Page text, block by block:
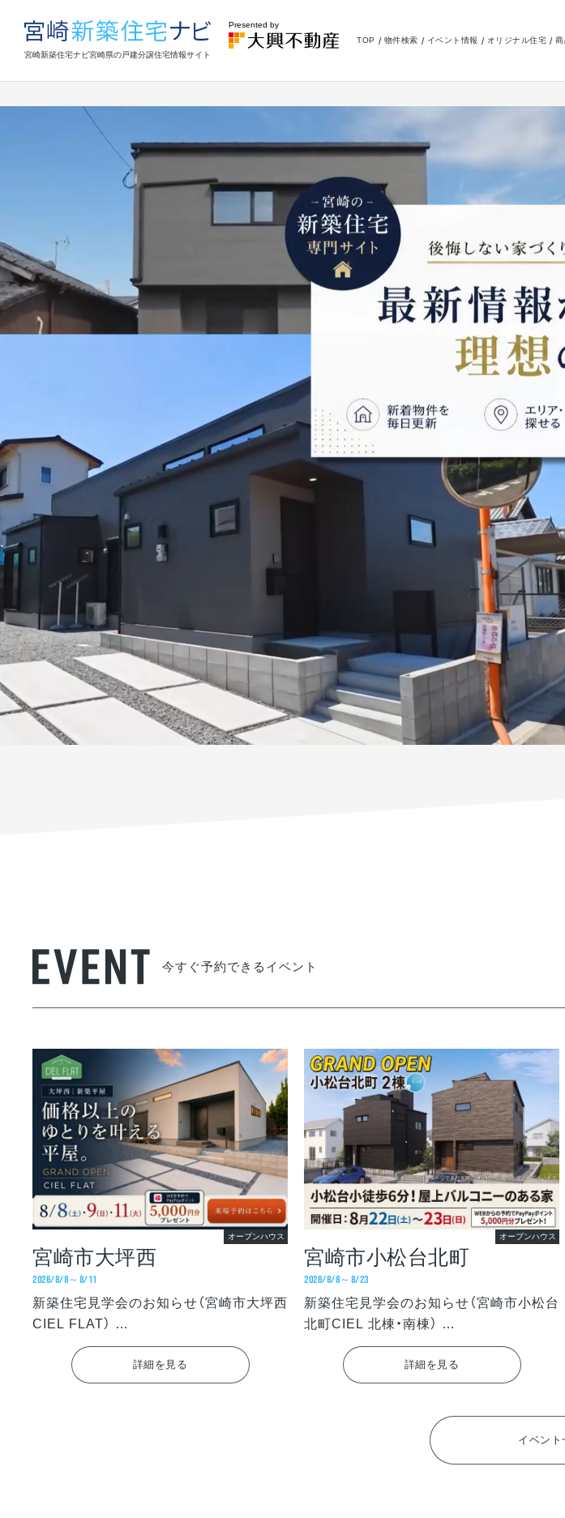
宮崎新築住宅ナビ宮崎県の戸建分譲住宅情報サイト
Presented by
TOP
物件検索 イベント情報 オリジナル住宅 商
今すぐ予約できるイベント
オープンハウス
宮崎市大坪西
2026/8/8～8/11
新築住宅見学会のお知らせ（宮崎市大坪西
CIEL FLAT）
(宮崎市大坪西)
詳細を見る
オープンハウス
宮崎市小松台北町
2026/8/8～8/23
新築住宅見学会のお知らせ（宮崎市小松台
北町CIEL 北棟・南棟）
(宮崎市小松台北町)
詳細を見る
イベント